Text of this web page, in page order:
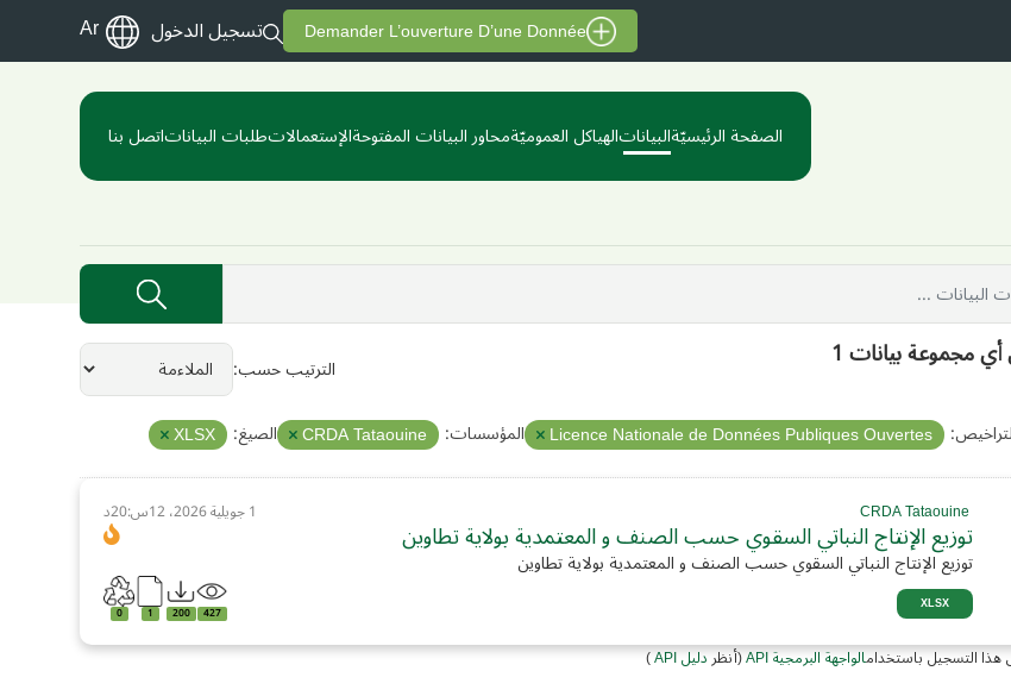
Demander L’ouverture D’une Donnée تسجيل الدخول Ar
الصفحة الرئيسيّةالبياناتالهياكل العموميّةمحاور البيانات المفتوحةالإستعمالاتطلبات البياناتاتصل بنا
الترتيب حسب مجموعة بيانات 1
Licence Nationale de Données Publiques Ouvertes المؤسسات: CRDA Tataouine الصيغ: XLSX
1 جويلية 2026، 12س:20د
توزيع الإنتاج النباتي السقوي حسب الصنف و المعتمدية بولاية تطاوين
توزيع الإنتاج النباتي السقوي حسب الصنف و المعتمدية بولاية تطاوين
XLSX
427
200
1
0
التسجيل باستخدامالواجهة البرمجية API (أنظردليل API )